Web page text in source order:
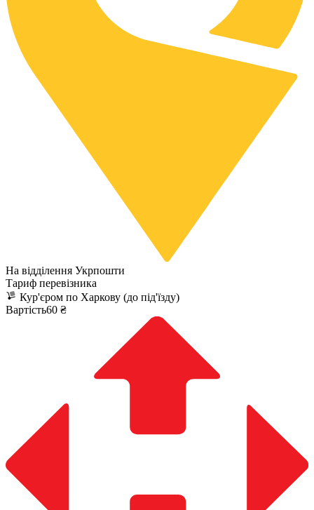
На відділення Укрпошти
Тариф перевізника
Кур'єром по Харкову (до під'їзду)
Вартість60 ₴